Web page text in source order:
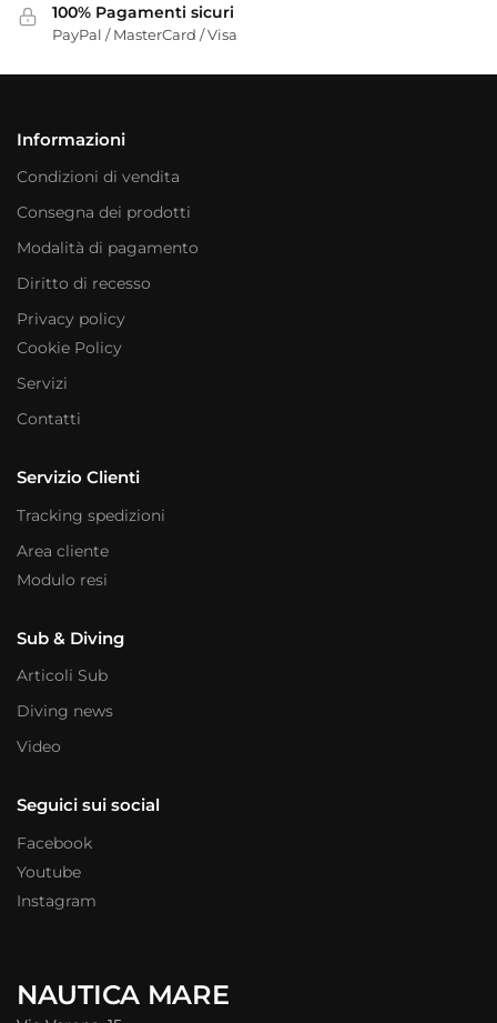
100% Pagamenti sicuri
PayPal / MasterCard / Visa
Informazioni
Condizioni di vendita
Consegna dei prodotti
Modalità di pagamento
Diritto di recesso
Privacy policy
Cookie Policy
Servizi
Contatti
Servizio Clienti
Tracking spedizioni
Area cliente
Modulo resi
Sub & Diving
Articoli Sub
Diving news
Video
Seguici sui social
Facebook
Youtube
Instagram
NAUTICA MARE